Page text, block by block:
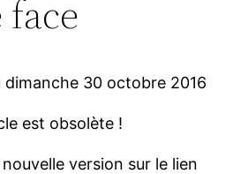
dimanche 30 octobre 2016
est obsolète !
version sur le lien